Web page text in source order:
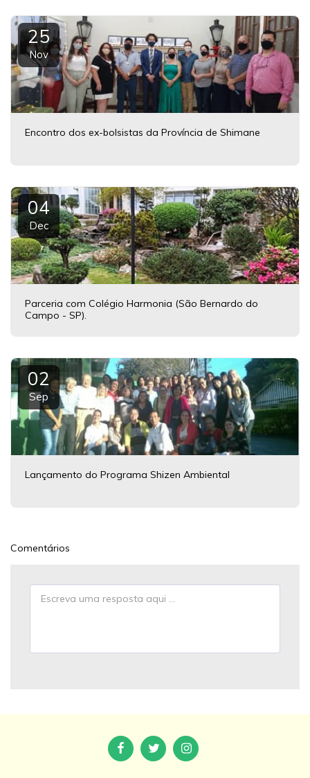
25
Nov
Encontro dos ex-bolsistas da Província de Shimane
04
Dec
Parceria com Colégio Harmonia (São Bernardo do
Campo - SP).
02
Sep
Lançamento do Programa Shizen Ambiental
Comentários